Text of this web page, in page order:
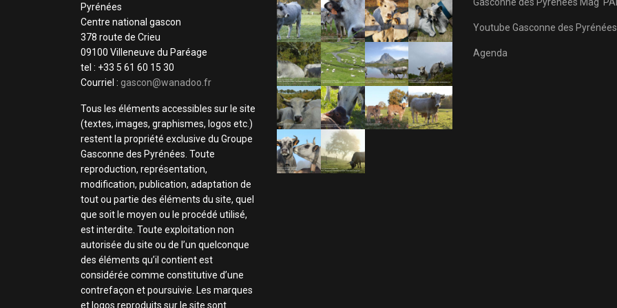
Pyrénées
Centre national gascon
378 route de Crieu
09100 Villeneuve du Paréage
tel : +33 5 61 60 15 30
Courriel : gascon@wanadoo.fr
Tous les éléments accessibles sur le site
(textes, images, graphismes, logos etc.)
restent la propriété exclusive du Groupe
Gasconne des Pyrénées. Toute
reproduction, représentation,
modification, publication, adaptation de
tout ou partie des éléments du site, quel
que soit le moyen ou le procédé utilisé,
est interdite. Toute exploitation non
autorisée du site ou de l’un quelconque
des éléments qu’il contient est
considérée comme constitutive d’une
contrefaçon et poursuivie. Les marques
et logos reproduits sur le site sont
Gasconne des Pyrénées Mag'
Youtube Gasconne des Pyrénées
Agenda